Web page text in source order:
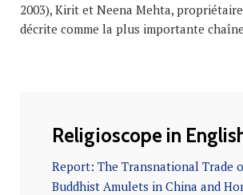
2003), Kirit et Neena Mehta,
décrite comme la plus importante
Religioscope in
Report: The Transnational Trade
Buddhist Amulets in China and